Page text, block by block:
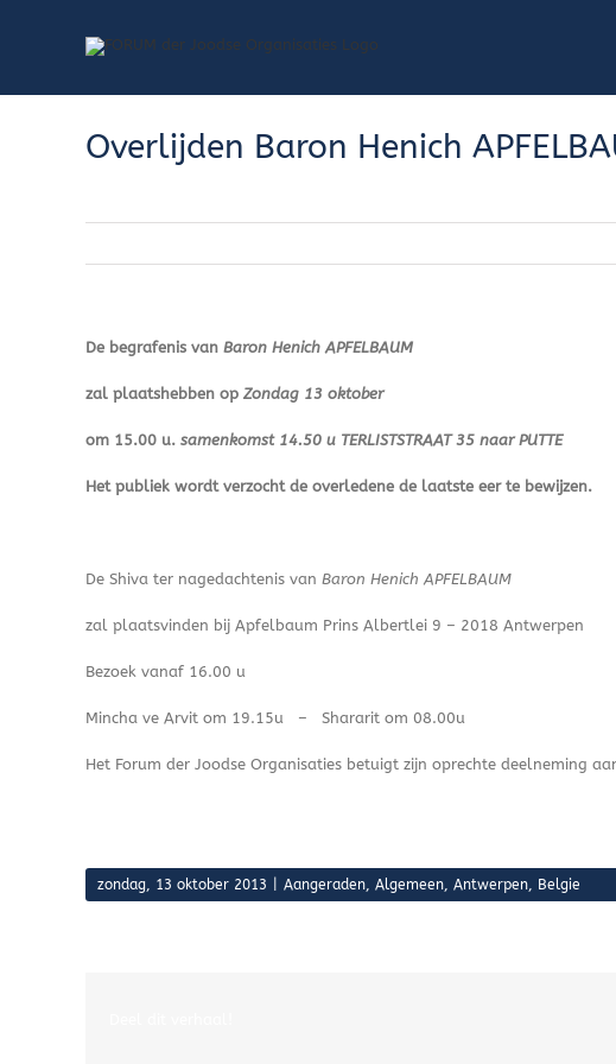
Overlijden Baron Henich
De begrafenis van Baron Henich APFELBAUM
zal plaatshebben op Zondag 13 oktober
om 15.00 u. samenkomst 14.50 u TERLISTSTRAAT 35 naar PUTTE
Het publiek wordt verzocht de overledene de laatste eer te bewijzen.
De Shiva ter nagedachtenis van Baron Henich APFELBAUM
zal plaatsvinden bij Apfelbaum Prins Albertlei 9 – 2018 Antwerpen
Bezoek vanaf 16.00 u
Mincha ve Arvit om 19.15u – Shararit om 08.00u
Het Forum der Joodse Organisaties betuigt zijn oprechte deelneming
zondag, 13 oktober 2013 Aangeraden, Algemeen, Antwerpen, Belgie